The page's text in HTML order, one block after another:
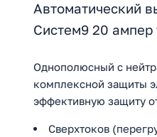
Автоматический
Систем9 20
Однополюсный с
комплексной защиты
эффективную защиту
Сверхтоков